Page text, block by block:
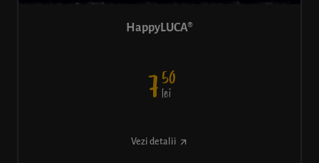
HappyLUCA®
750
lei
Vezi detalii